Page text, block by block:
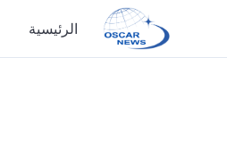
الرئيسية